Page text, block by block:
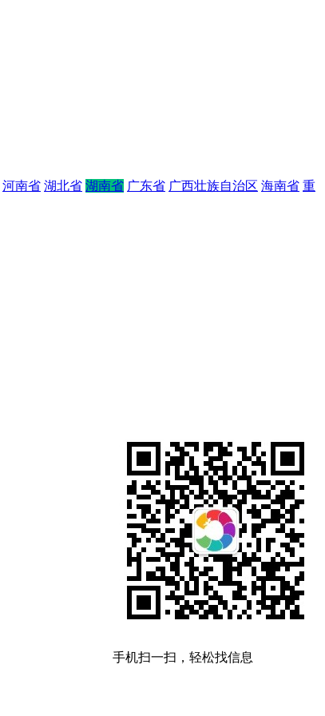
河南省 湖北省 湖南省 广东省 广西壮族自治区 海南省 重
手机扫一扫，轻松找信息